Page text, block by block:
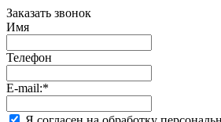
Заказать звонок
Имя
Телефон
E-mail:*